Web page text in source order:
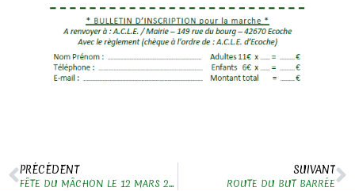
PRÉCÉDENT
FÊTE DU MÂCHON LE 12 MARS 2023
SUIVANT
ROUTE DU BUT BARRÉE